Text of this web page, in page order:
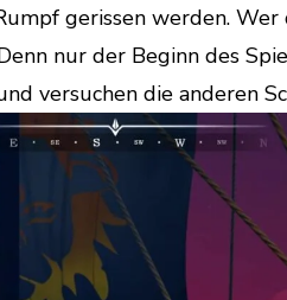
gerissen werden.
nur der Beginn des
versuchen die anderen